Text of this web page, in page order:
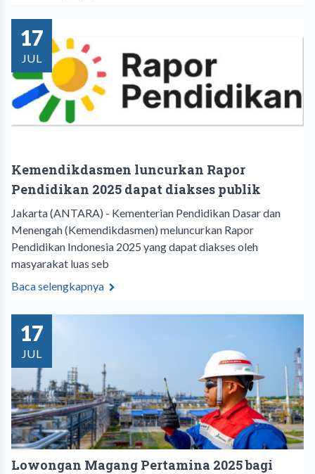
17
JUL
Kemendikdasmen luncurkan Rapor
Pendidikan 2025 dapat diakses publik
Jakarta (ANTARA) - Kementerian Pendidikan Dasar dan
Menengah (Kemendikdasmen) meluncurkan Rapor
Pendidikan Indonesia 2025 yang dapat diakses oleh
masyarakat luas seb
Baca selengkapnya
17
JUL
Lowongan Magang Pertamina 2025 bagi